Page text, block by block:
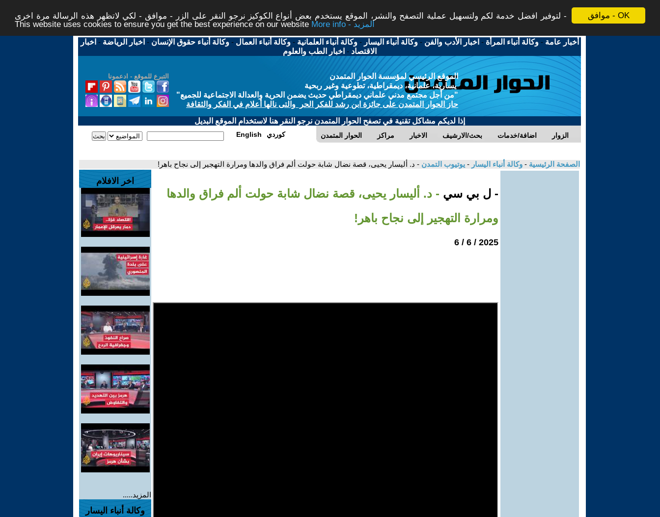
موافق - OK
لتوفير افضل خدمة لكم ولتسهيل عملية التصفح والنشر، الموقع يستخدم بعض أنواع الكوكيز نرجو النقر على الزر - موافق - لكي لاتظهر هذه الرسالة مرة اخرى -
This website uses cookies to ensure you get the best experience on our website
More info - المزيد
أخبار عامة -وكالة أنباء المرأة - اخبار الأدب والفن -وكالة أنباء اليسار -وكالة أنباء العلمانية -وكالة أنباء العمال -وكالة أنباء حقوق الإنسان - اخبار الرياضة - اخبار
الاقتصاد - اخبار الطب والعلوم
التبرع للموقع - ادعمونا
الموقع الرئيسي لمؤسسة الحوار المتمدن
يسارية، علمانية، ديمقراطية، تطوعية وغير ربحية
"من أجل مجتمع مدني علماني ديمقراطي حديث يضمن الحرية والعدالة الاجتماعية للجميع"
حاز الحوار المتمدن على جائزة ابن رشد للفكر الحر والتى نالها أعلام في الفكر والثقافة
إذا لديكم مشاكل تقنية في تصفح الحوار المتمدن نرجو النقر هنا لاستخدام الموقع البديل
الحوار المتمدن مراكز الاخبار بحث/الارشيف اضافة/خدمات الزوار English كوردي
الصفحة الرئيسية - وكالة أنباء اليسار - يوتيوب التمدن - د. أليسار يحيى، قصة نضال شابة حولت ألم فراق والدها ومرارة التهجير إلى نجاح باهر!
- ل بي سي - د. أليسار يحيى، قصة نضال شابة حولت ألم فراق والدها
ومرارة التهجير إلى نجاح باهر!
2025 / 6 / 6
اخر الافلام
المزيد.....
وكالة أنباء اليسار